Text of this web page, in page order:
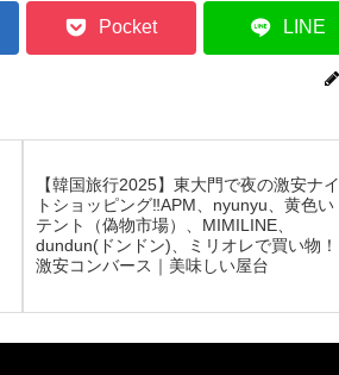
Pocket LINE
【韓国旅行2025】東大門で夜の激安ナイ
トショッピング‼️APM、nyunyu、黄色い
テント（偽物市場）、MIMILINE、
dundun(ドンドン)、ミリオレで買い物！
激安コンバース｜美味しい屋台